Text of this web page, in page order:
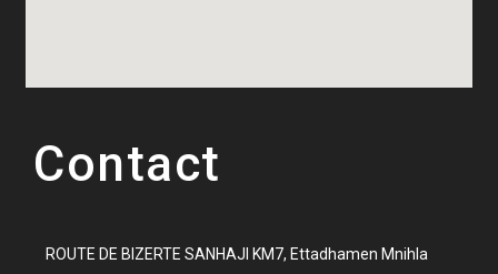
Contact
ROUTE DE BIZERTE SANHAJI KM7, Ettadhamen Mnihla